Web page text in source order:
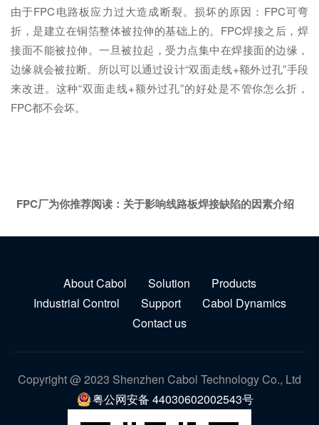
由于FPC电路板应力过大造成断裂。损坏的原因：FPC可弯
折，是建立在铜箔整体被拉伸的基础上的。FPC焊接之后，焊
接面不能被拉伸。一旦被拉起，受力点集中在焊接面的边缘，
边缘就会被拉断。所以可以通过设计“双面走线+额外过孔”手段
来改进。这种“双面走线+额外过孔”的好处是不管你怎么折，
FPC都不会坏。
FPC厂为你推荐阅读： 关于影响线路板焊接缺陷的因素介绍
About Cabol Solution
Products
Industrial Control
Support
Cabol Dynamics
Contact us
Copyright @ 2023 Shenzhen Cabol Technology Co., Ltd
粤公网安备 44030602002543号